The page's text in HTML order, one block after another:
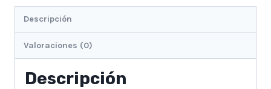
Descripción
Valoraciones (0)
Descripción